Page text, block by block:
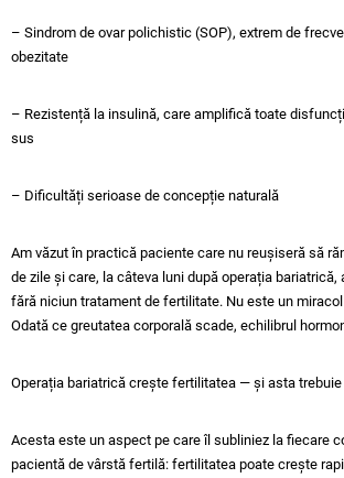
– Sindrom de ovar polichistic (SOP), extrem de
obezitate
– Rezistență la insulină, care amplifică toate
sus
– Dificultăți serioase de concepție naturală
Am văzut în practică paciente care nu reușiseră să
de zile și care, la câteva luni după operația bariatrică,
fără niciun tratament de fertilitate. Nu este un
Odată ce greutatea corporală scade, echilibrul
Operația bariatrică crește fertilitatea — și asta
Acesta este un aspect pe care îl subliniez la fiecare
pacientă de vârstă fertilă: fertilitatea poate crește